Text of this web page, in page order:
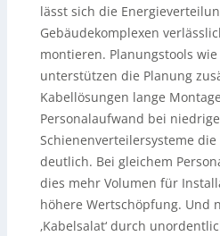
lässt sich die
Gebäudekomplexen
montieren. Planungstools
unterstützen die Planung
Kabellösungen lange
Personalaufwand bei
Schienenverteilersysteme
deutlich. Bei gleichem
dies mehr Volumen für
höhere Wertschöpfung. Und
‚Kabelsalat‘ durch